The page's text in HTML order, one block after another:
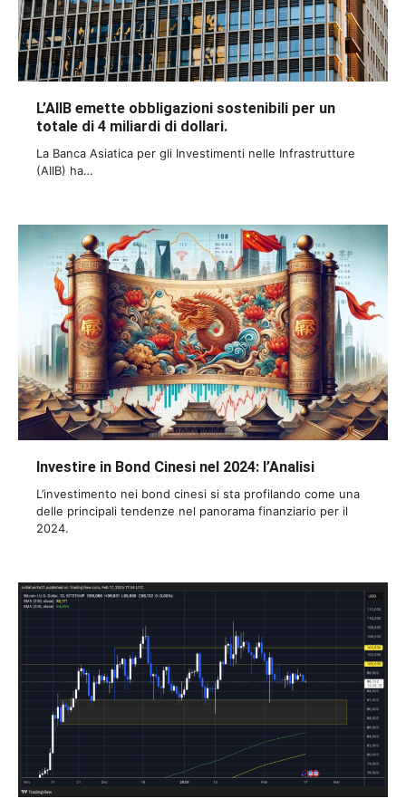
L’AIIB emette obbligazioni sostenibili per un
totale di 4 miliardi di dollari.
La Banca Asiatica per gli Investimenti nelle Infrastrutture
(AIIB) ha…
Investire in Bond Cinesi nel 2024: l’Analisi
L’investimento nei bond cinesi si sta profilando come una
delle principali tendenze nel panorama finanziario per il
2024.